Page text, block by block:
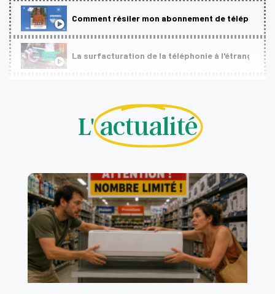
Comment résiler mon abonnement de
La surfacturation de la téléphonie à l'étranger
Coffrets cadeaux : les pièges à éviter
Louer son matériel plutôt que l'acheter, une
Louer une voiture en toute tranquillité
Qu'est-ce que le label national antigaspillage
L'actualité